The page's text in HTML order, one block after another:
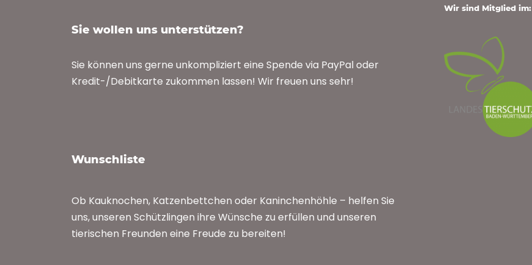
Sie wollen uns unterstützen?
Sie können uns gerne unkompliziert eine Spende via PayPal oder
Kredit-/Debitkarte zukommen lassen! Wir freuen uns sehr!
Wunschliste
Ob Kauknochen, Katzenbettchen oder Kaninchenhöhle – helfen Sie
uns, unseren Schützlingen ihre Wünsche zu erfüllen und unseren
tierischen Freunden eine Freude zu bereiten!
Wir sind Mitglied im: